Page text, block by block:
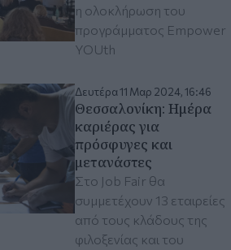
η ολοκλήρωση του
προγράμματος Empower
YOUth
Δευτέρα 11 Μαρ 2024, 16:46
Θεσσαλονίκη: Ημέρα
καριέρας για
πρόσφυγες και
μετανάστες
Στο Job Fair θα
συμμετέχουν 13 εταιρείες
από τους κλάδους της
φιλοξενίας και του